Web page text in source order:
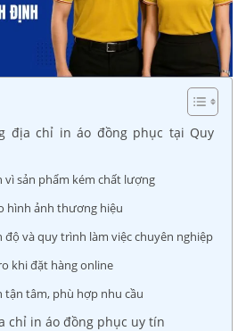
địa chỉ in áo đồng phục tại Quy
vì sản phẩm kém chất lượng
hình ảnh thương hiệu
độ và quy trình làm việc chuyên nghiệp
khi đặt hàng online
tâm, phù hợp nhu cầu
chỉ in áo đồng phục uy tín